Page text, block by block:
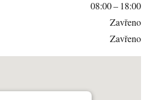
08:00 – 18:00
Zavřeno
Zavřeno